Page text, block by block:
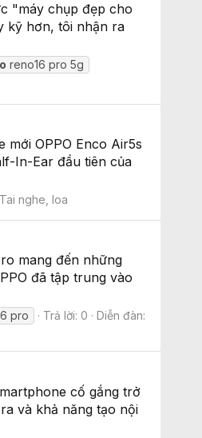
"máy chụp đẹp cho
kỹ hơn, tôi nhận ra
reno16 pro 5g
mới OPPO Enco Air5s
In-Ear đầu tiên của
Tai nghe, loa
mang đến những
đã tập trung vào
pro Trả lời: 0
Diễn đàn:
cố gắng trở
và khả năng tạo nội